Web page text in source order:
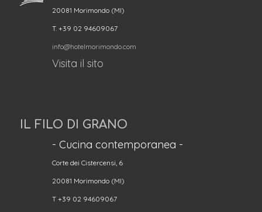
20081 Morimondo (MI)
T. +39 02 94609067
info@hotelmorimondo.com
Visita il sito
IL FILO DI GRANO
- Cucina contemporanea -
Corte dei Cistercensi, 6
20081 Morimondo (MI)
T +39 02 94609067